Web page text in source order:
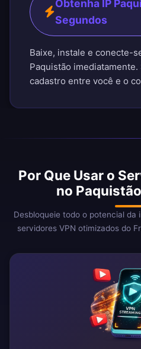
Obtenha IP
Segundos
Baixe, instale e conecte-
Paquistão
cadastro entre você e o
Por Que Usar o
no
Desbloqueie todo o potencial
servidores VPN otimizados do